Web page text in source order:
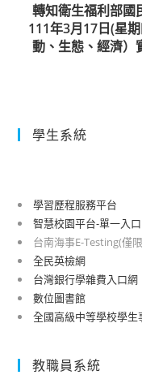
轉知衛生福利部國
111年3月17日(星
動、生態、經濟）
學生系統
學習歷程服務平台
智慧校園平台-單一入口
台南海事E-Testing(僅
全民英檢網
台灣銀行學雜費入口網
數位圖書館
全國高級中等學校學
教職員系統